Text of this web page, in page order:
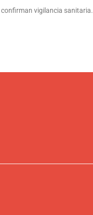
vigilancia sanitaria.